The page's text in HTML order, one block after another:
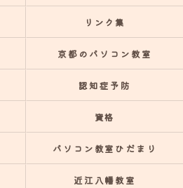
リンク集
京都のパソコン教室
認知症予防
資格
パソコン教室ひだまり
近江八幡教室